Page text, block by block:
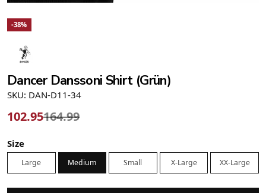
-38%
Dancer Danssoni Shirt (Grün)
SKU: DAN-D11-34
102.95164.99
Size
Large Medium Small X-Large XX-Large